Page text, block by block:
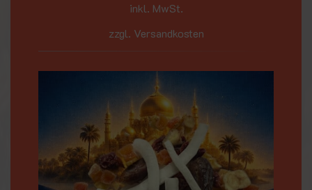
inkl. MwSt.
zzgl. Versandkosten